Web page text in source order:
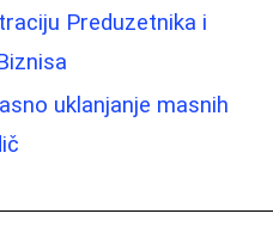
Preduzetnika i
uklanjanje masnih